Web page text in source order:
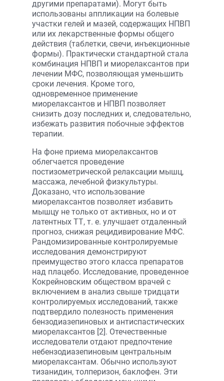
другими препаратами). Могут быть
использованы аппликации на болевые
участки гелей и мазей, содержащих НПВП
или их лекарственные формы общего
действия (таблетки, свечи, инъекционные
формы). Практически стандартной стала
комбинация НПВП и миорелаксантов при
лечении МФС, позволяющая уменьшить
сроки лечения. Кроме того,
одновременное применение
миорелаксантов и НПВП позволяет
снизить дозу последних и, следовательно,
избежать развития побочные эффектов
терапии.
На фоне приема миорелаксантов
облегчается проведение
постизометрической релаксации мышц,
массажа, лечебной физкультуры.
Доказано, что использование
миорелаксантов позволяет избавить
мышцу не только от активных, но и от
латентных ТТ, т. е. улучшает отдаленный
прогноз, снижая рецидивирование МФС.
Рандомизированные контролируемые
исследования демонстрируют
преимущество этого класса препаратов
над плацебо. Исследование, проведенное
Кокрейновским обществом врачей с
включением в анализ свыше тридцати
контролируемых исследований, также
подтвердило полезность применения
бензодиазепиновых и антиспастических
миорелаксантов [2]. Отечественные
исследователи отдают предпочтение
небензодиазепиновым центральным
миорелаксантам. Обычно используют
тизанидин, толперизон, баклофен. Эти